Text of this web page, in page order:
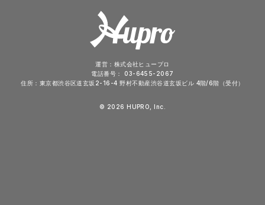
運営： 株式会社ヒュープロ
電話番号： 03-6455-2067
住所： 東京都渋谷区道玄坂2-16-4 野村不動産渋谷道玄坂ビル 4階/6階（受付）
© 2026 HUPRO, Inc.